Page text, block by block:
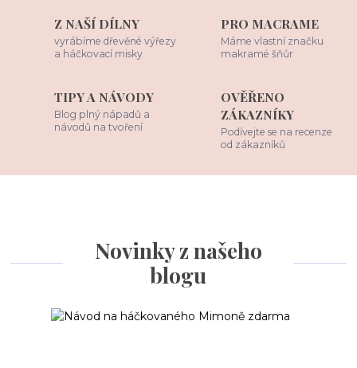
Z NAŠÍ DÍLNY
vyrábíme dřevěné výřezy
a háčkovací misky
PRO MACRAME
Máme vlastní značku
makramé šňůr
TIPY A NÁVODY
Blog plný nápadů a
návodů na tvoření
OVĚŘENO
ZÁKAZNÍKY
Podívejte se na recenze
od zákazníků
Novinky z našeho
blogu